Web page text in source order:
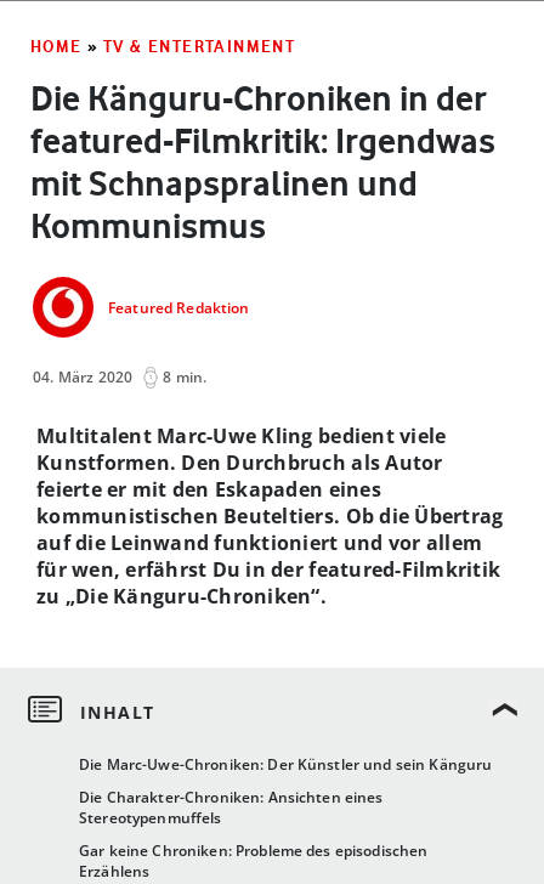
HOME » TV & ENTERTAINMENT
Die Känguru-Chroniken in der
featured-Filmkritik: Irgendwas
mit Schnapspralinen und
Kommunismus
Featured Redaktion
04. März 2020 8 min.
Die Marc-Uwe-Chroniken: Der Künstler und sein Känguru
Die Charakter-Chroniken: Ansichten eines
Stereotypenmuffels
Gar keine Chroniken: Probleme des episodischen
Erzählens
Multitalent Marc-Uwe Kling bedient viele
Kunstformen. Den Durchbruch als Autor
feierte er mit den Eskapaden eines
kommunistischen Beuteltiers. Ob die Übertrag
auf die Leinwand funktioniert und vor allem
für wen, erfährst Du in der featured-Filmkritik
zu „Die Känguru-Chroniken“.